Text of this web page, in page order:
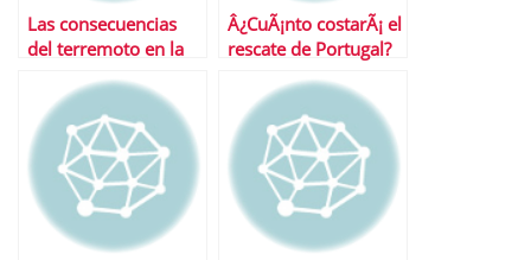
Las consecuencias
del terremoto en la
economÃ­a global
Â¿CuÃ¡nto costarÃ¡ el
rescate de Portugal?